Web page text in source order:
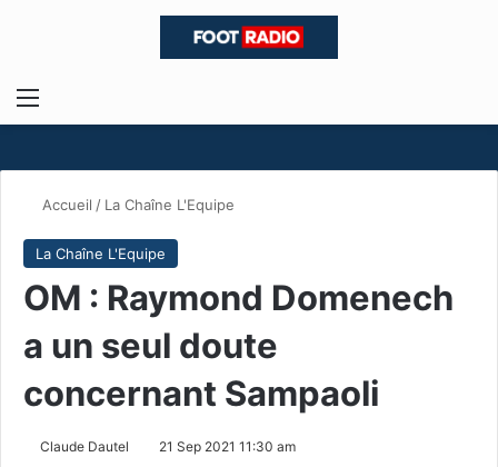
Menu
Accueil / La Chaîne L'Equipe
La Chaîne L'Equipe
OM : Raymond Domenech
a un seul doute
concernant Sampaoli
Claude Dautel 21 Sep 2021 11:30 am